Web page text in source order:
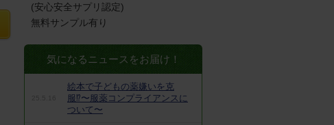
(安心安全サプリ認定)
無料サンプル有り
気になるニュースをお届け！
絵本で子どもの薬嫌いを克
服⁉︎〜服薬コンプライアンスに
ついて〜